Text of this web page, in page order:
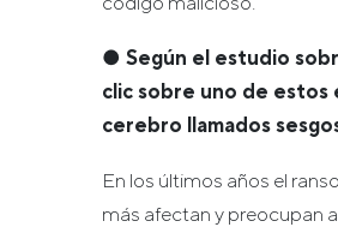
● Según el estudio
clic sobre uno de estos
cerebro llamados
En los últimos años el
más afectan y preocupan